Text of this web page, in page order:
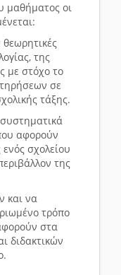
μαθήματος οι
της
με στόχο το
σε
τάξης.
αφορούν
σχολείου
της
και να
τρόπο
στα
διδακτικών